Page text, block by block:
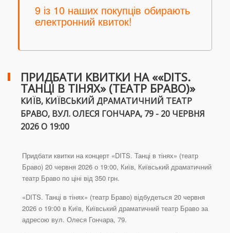
9 із 10 наших покупців обирають
електронний квиток!
ПРИДБАТИ КВИТКИ НА ««DITS.
ТАНЦІ В ТІНЯХ» (ТЕАТР БРАВО)»
КИЇВ, КИЇВСЬКИЙ ДРАМАТИЧНИЙ ТЕАТР
БРАВО, ВУЛ. ОЛЕСЯ ГОНЧАРА, 79 - 20 ЧЕРВНЯ
2026 О 19:00
Придбати квитки на концерт «DITS. Танці в тінях» (театр
Браво) 20 червня 2026 о 19:00, Київ, Київський драматичний
театр Браво по ціні від 350 грн.
«DITS. Танці в тінях» (театр Браво) відбудеться 20 червня
2026 о 19:00 в Київ, Київський драматичний театр Браво за
адресою вул. Олеся Гончара, 79.